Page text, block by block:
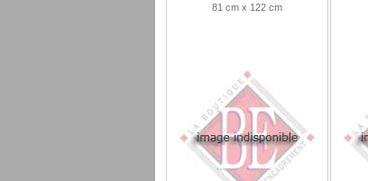
81 cm x 122 cm